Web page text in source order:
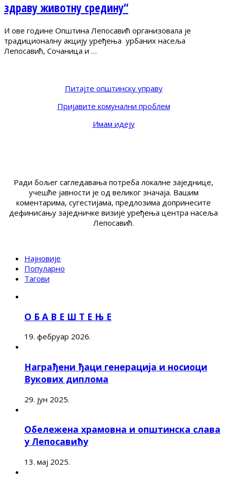
здраву животну средину“
И ове године Општина Лепосавић организовала је
традиционалну акцију уређења урбаних насеља
Лепосавић, Сочаница и …
Питајте општинску управу
Пријавите комунални проблем
Имам идеју
Ради бољег сагледавања потреба локалне заједнице,
учешће јавности је од великог значаја. Вашим
коментарима, сугестијама, предлозима допринесите
дефинисању заједничке визије уређења центра насеља
Лепосавић.
Најновије
Популарно
Тагови
О Б А В Е Ш Т Е Њ Е
19. фебруар 2026.
Награђени ђаци генерација и носиоци
Вукових диплома
29. јун 2025.
Обележена храмовна и општинска слава
у Лепосавићу
13. мај 2025.